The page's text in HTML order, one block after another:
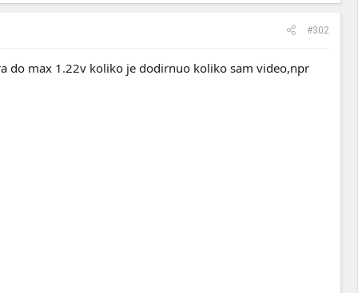
#302
do max 1.22v koliko je dodirnuo koliko sam video,npr